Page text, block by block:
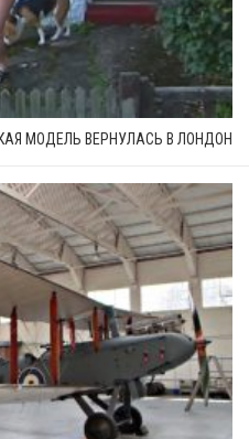
МОДЕЛЬ ВЕРНУЛАСЬ В ЛОНДОН